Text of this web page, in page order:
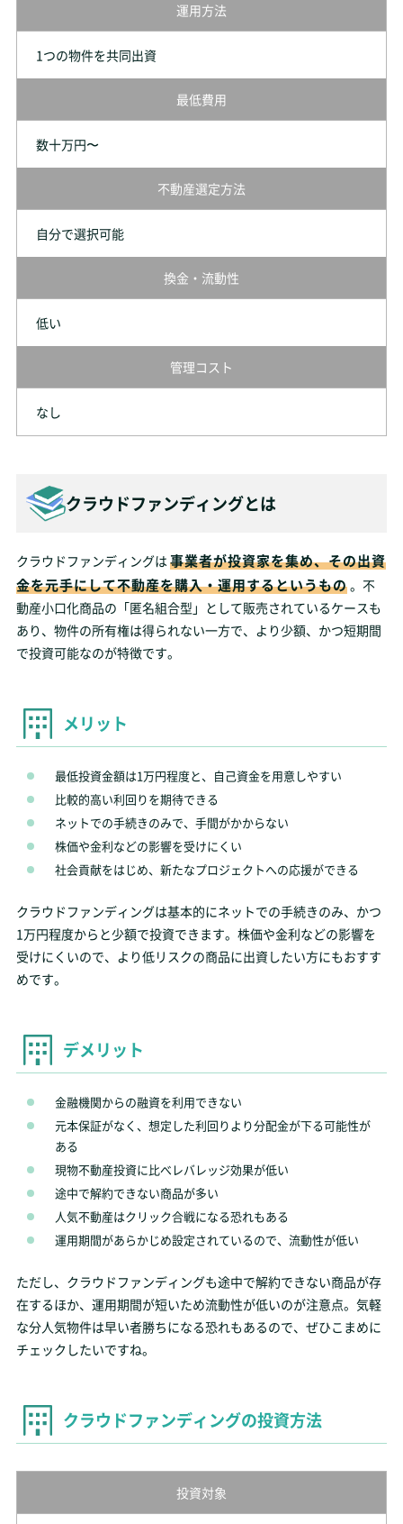
運用方法
1つの物件を共同出資
最低費用
数十万円〜
不動産選定方法
自分で選択可能
換金・流動性
低い
管理コスト
なし
クラウドファンディングとは
クラウドファンディングは事業者が投資家を集め、その出資
金を元手にして不動産を購入・運用するというもの。不
動産小口化商品の「匿名組合型」として販売されているケースも
あり、物件の所有権は得られない一方で、より少額、かつ短期間
で投資可能なのが特徴です。
メリット
最低投資金額は1万円程度と、自己資金を用意しやすい
比較的高い利回りを期待できる
ネットでの手続きのみで、手間がかからない
株価や金利などの影響を受けにくい
社会貢献をはじめ、新たなプロジェクトへの応援ができる
クラウドファンディングは基本的にネットでの手続きのみ、かつ
1万円程度からと少額で投資できます。株価や金利などの影響を
受けにくいので、より低リスクの商品に出資したい方にもおすす
めです。
デメリット
金融機関からの融資を利用できない
元本保証がなく、想定した利回りより分配金が下る可能性が
ある
現物不動産投資に比べレバレッジ効果が低い
途中で解約できない商品が多い
人気不動産はクリック合戦になる恐れもある
運用期間があらかじめ設定されているので、流動性が低い
ただし、クラウドファンディングも途中で解約できない商品が存
在するほか、運用期間が短いため流動性が低いのが注意点。気軽
な分人気物件は早い者勝ちになる恐れもあるので、ぜひこまめに
チェックしたいですね。
クラウドファンディングの投資方法
投資対象